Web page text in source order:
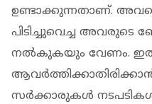
ഉണ്ടാക്കുന്നതാണ്.
പിടിച്ചുവെച്ച അവരുടെ
നല്‍കുകയും വേണം.
സര്‍ക്കാരുകള്‍